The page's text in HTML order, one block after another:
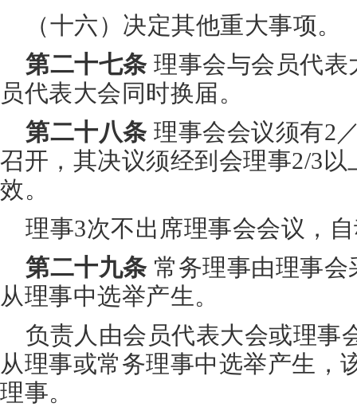
（十六）决定其他重大事项。
第二十七条理事会与会员代表
员代表大会同时换届。
第二十八条 理事会会议须有2
召开，其决议须经到会理事2/3
效。
理事3次不出席理事会会议，
第二十九条常务理事由理事会
从理事中选举产生。
负责人由会员代表大会或理事
从理事或常务理事中选举产生，
理事。